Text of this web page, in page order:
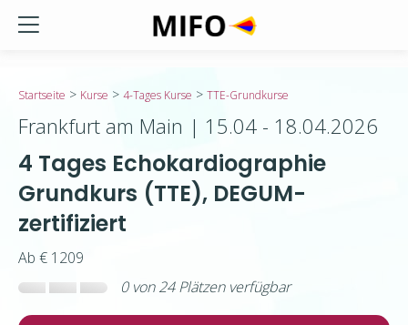
Startseite > Kurse > 4-Tages Kurse > TTE-Grundkurse
Frankfurt am Main | 15.04 - 18.04.2026
4 Tages Echokardiographie
Grundkurs (TTE), DEGUM-
zertifiziert
Ab € 1209
0von24Plätzen verfügbar